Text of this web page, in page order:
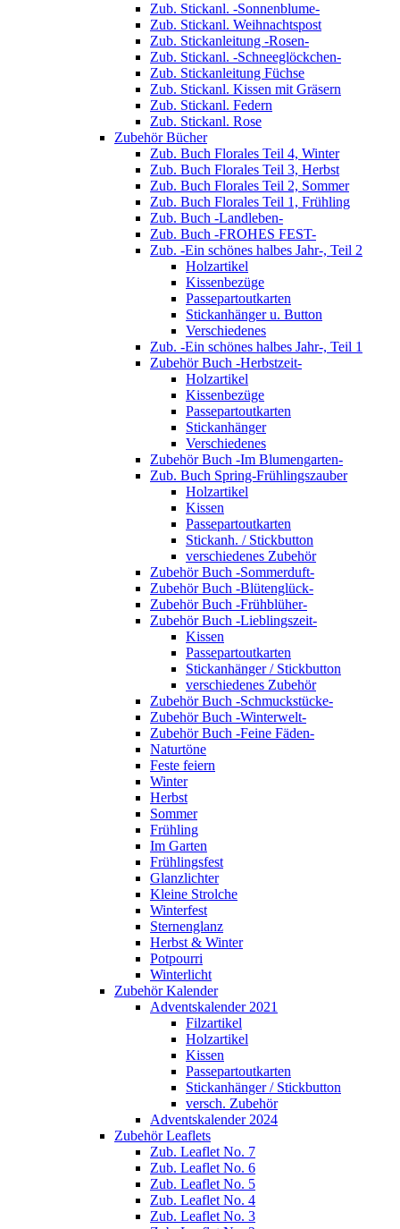
Zub. Stickanl. -Sonnenblume-
Zub. Stickanl. Weihnachtspost
Zub. Stickanleitung -Rosen-
Zub. Stickanl. -Schneeglöckchen-
Zub. Stickanleitung Füchse
Zub. Stickanl. Kissen mit Gräsern
Zub. Stickanl. Federn
Zub. Stickanl. Rose
Zubehör Bücher
Zub. Buch Florales Teil 4, Winter
Zub. Buch Florales Teil 3, Herbst
Zub. Buch Florales Teil 2, Sommer
Zub. Buch Florales Teil 1, Frühling
Zub. Buch -Landleben-
Zub. Buch -FROHES FEST-
Zub. -Ein schönes halbes Jahr-, Teil 2
Holzartikel
Kissenbezüge
Passepartoutkarten
Stickanhänger u. Button
Verschiedenes
Zub. -Ein schönes halbes Jahr-, Teil 1
Zubehör Buch -Herbstzeit-
Holzartikel
Kissenbezüge
Passepartoutkarten
Stickanhänger
Verschiedenes
Zubehör Buch -Im Blumengarten-
Zub. Buch Spring-Frühlingszauber
Holzartikel
Kissen
Passepartoutkarten
Stickanh. / Stickbutton
verschiedenes Zubehör
Zubehör Buch -Sommerduft-
Zubehör Buch -Blütenglück-
Zubehör Buch -Frühblüher-
Zubehör Buch -Lieblingszeit-
Kissen
Passepartoutkarten
Stickanhänger / Stickbutton
verschiedenes Zubehör
Zubehör Buch -Schmuckstücke-
Zubehör Buch -Winterwelt-
Zubehör Buch -Feine Fäden-
Naturtöne
Feste feiern
Winter
Herbst
Sommer
Frühling
Im Garten
Frühlingsfest
Glanzlichter
Kleine Strolche
Winterfest
Sternenglanz
Herbst & Winter
Potpourri
Winterlicht
Zubehör Kalender
Adventskalender 2021
Filzartikel
Holzartikel
Kissen
Passepartoutkarten
Stickanhänger / Stickbutton
versch. Zubehör
Adventskalender 2024
Zubehör Leaflets
Zub. Leaflet No. 7
Zub. Leaflet No. 6
Zub. Leaflet No. 5
Zub. Leaflet No. 4
Zub. Leaflet No. 3